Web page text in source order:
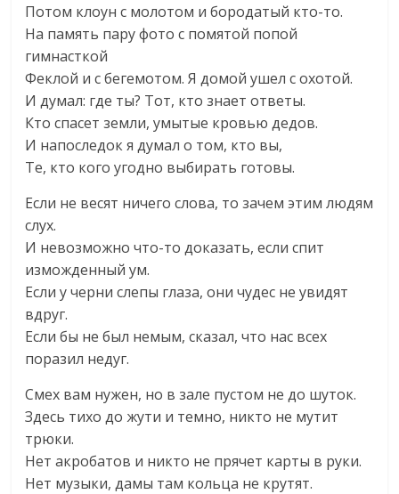
Потом клоун с молотом и бородатый кто-то.
На память пару фото с помятой попой
гимнасткой
Феклой и с бегемотом. Я домой ушел с охотой.
И думал: где ты? Тот, кто знает ответы.
Кто спасет земли, умытые кровью дедов.
И напоследок я думал о том, кто вы,
Те, кто кого угодно выбирать готовы.
Если не весят ничего слова, то зачем этим людям
слух.
И невозможно что-то доказать, если спит
изможденный ум.
Если у черни слепы глаза, они чудес не увидят
вдруг.
Если бы не был немым, сказал, что нас всех
поразил недуг.
Смех вам нужен, но в зале пустом не до шуток.
Здесь тихо до жути и темно, никто не мутит
трюки.
Нет акробатов и никто не прячет карты в руки.
Нет музыки, дамы там кольца не крутят.